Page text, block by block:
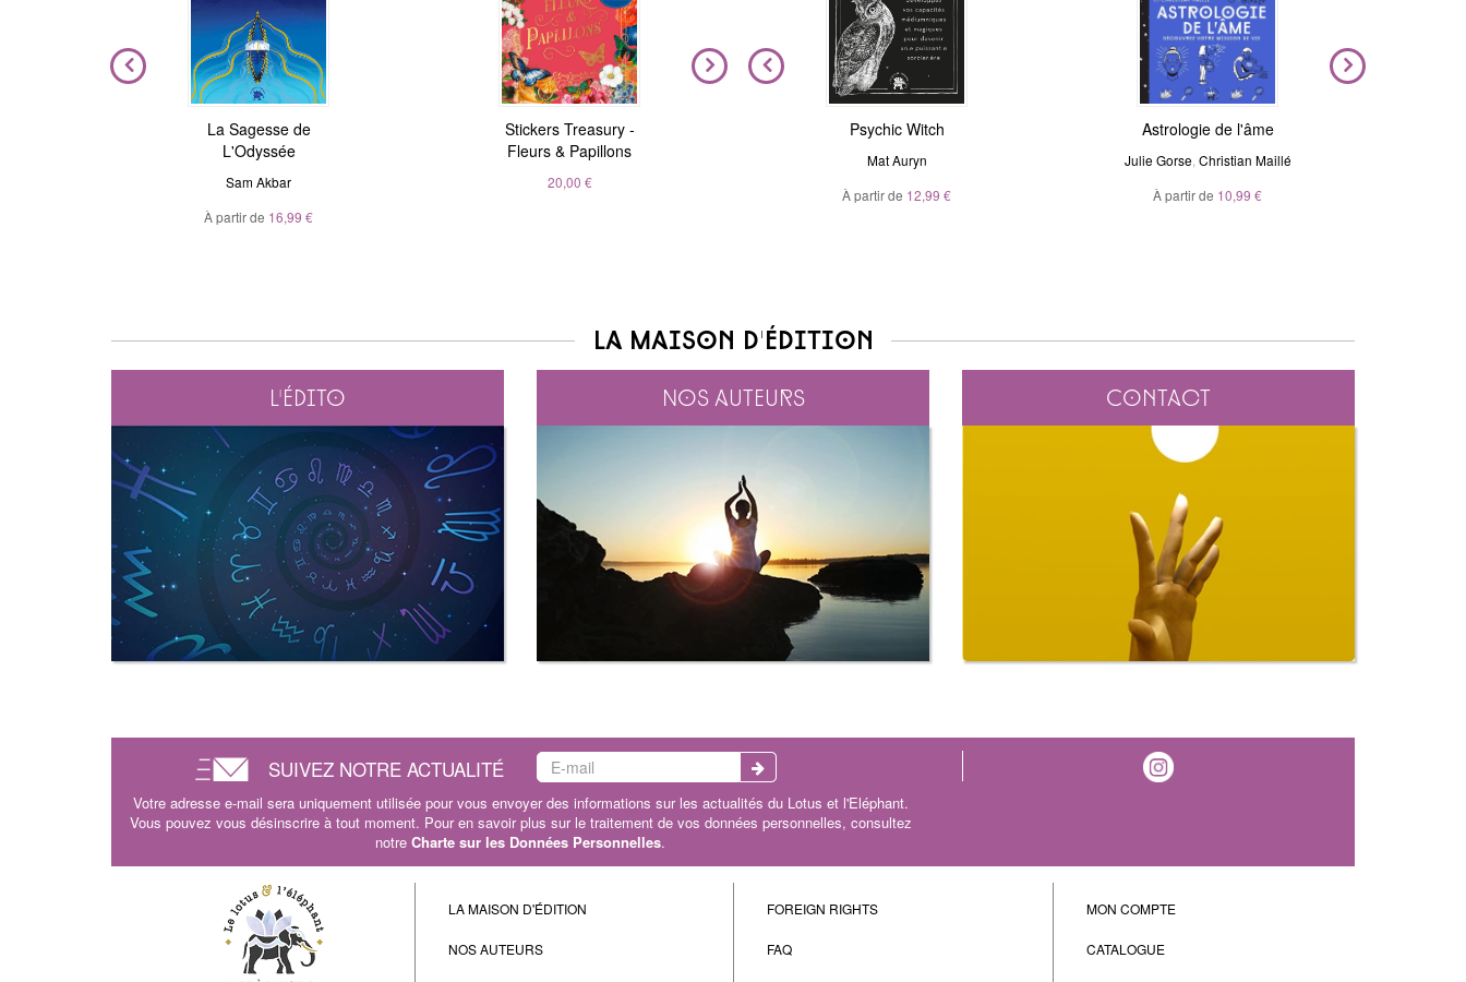
La Sagesse de
L'Odyssée
Sam Akbar
À partir de 16,99 €
Stickers Treasury -
Fleurs & Papillons
20,00 €
Magic Stickers - Nature
André Sanchez
20,00 €
Magic Stickers - Céleste
André Sanchez
20,00 €
Astrologie de l'âme
Julie Gorse,Christian Maillé
Nous sommes tous
clairvoyants
Belinda Grace
Psychic Witch
Mat Auryn
À partir de 12,99 €
Astrologie de l'âme
Julie Gorse Christian Maillé
À partir de 10,99 €
La maison d'édition
L'édito Nos auteurs Contact
SUIVEZ NOTRE ACTUALITÉ
Votre adresse e-mail sera uniquement utilisée pour vous envoyer des informations sur les actualités du Lotus et l'Eléphant.
Vous pouvez vous désinscrire à tout moment. Pour en savoir plus sur le traitement de vos données personnelles, consultez
notre Charte sur les Données Personnelles.
LA MAISON D'ÉDITION
NOS AUTEURS
FOREIGN RIGHTS
FAQ
MON COMPTE
CATALOGUE